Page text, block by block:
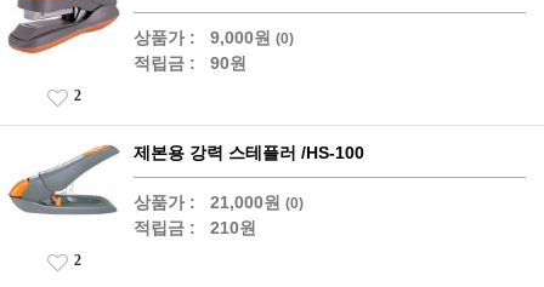
상품가 : 9,000원 (0)
적립금 : 90원
2
제본용 강력 스테플러 /HS-100
상품가 : 21,000원 (0)
적립금 : 210원
2